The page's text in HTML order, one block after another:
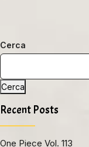
Cerca
Cerca
Recent Posts
One Piece Vol. 113